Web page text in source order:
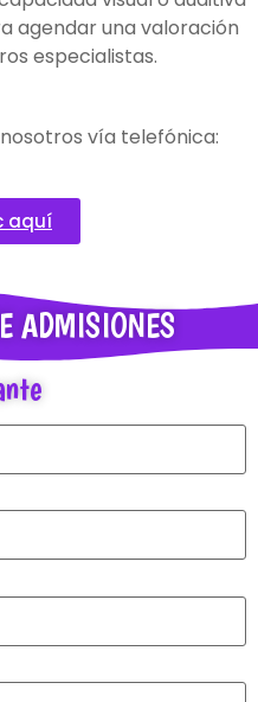
agendar una valoración
especialistas.
vía telefónica:
aquí
ADMISIONES